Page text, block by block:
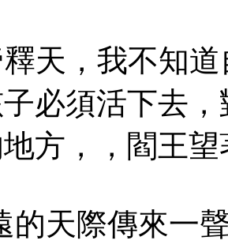
天，我不知道
必須活下去
方，，閻王
天際傳來一